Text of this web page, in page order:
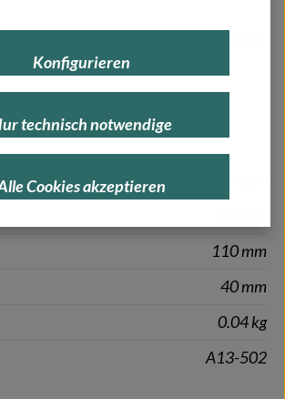
110 mm
40 mm
0.04 kg
A13-502
Cookies akzeptieren
Konfigurieren
technisch notwendige